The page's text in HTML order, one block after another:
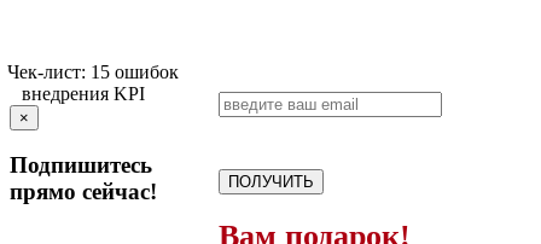
ПОЛУЧИТЬ
Вам подарок!
×
Подпишитесь
прямо сейчас!